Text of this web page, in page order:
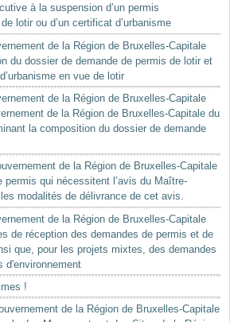
à la suspension d’un permis
lotir ou d’un certificat d’urbanisme
de la Région de Bruxelles-Capitale
du dossier de demande de permis de lotir et
en vue de lotir
de la Région de Bruxelles-Capitale
de la Région de Bruxelles-Capitale du
la composition du dossier de demande
de la Région de Bruxelles-Capitale
permis qui nécessitent l’avis du Maître-
modalités de délivrance de cet avis.
de la Région de Bruxelles-Capitale
de réception des demandes de permis et de
que, pour les projets mixtes, des demandes
d'environnement
!
de la Région de Bruxelles-Capitale